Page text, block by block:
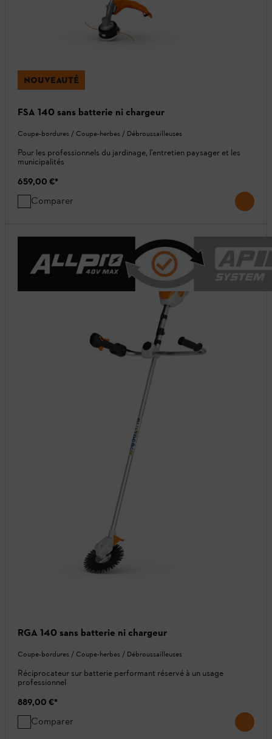
NOUVEAUTÉ
FSA 140 sans batterie ni chargeur
Coupe-bordures / Coupe-herbes / Débroussailleuses
Pour les professionnels du jardinage, l'entretien paysager et les
municipalités
659,00 €*
Comparer
RGA 140 sans batterie ni chargeur
Coupe-bordures / Coupe-herbes / Débroussailleuses
Réciprocateur sur batterie performant réservé à un usage
professionnel
889,00 €*
Comparer